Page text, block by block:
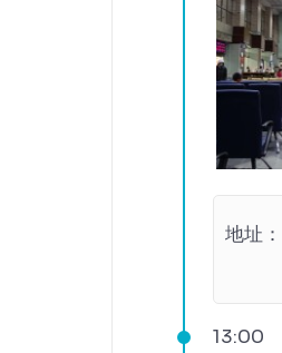
地址：
13:00